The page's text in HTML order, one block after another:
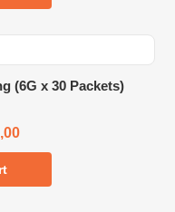
(6G x 30 Packets)